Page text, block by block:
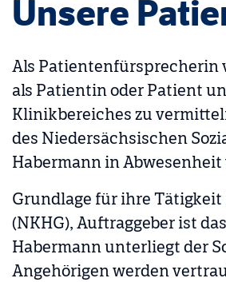
Unsere
Als Patientenfürsprecherin
als Patientin oder Patient
Klinikbereiches zu
des Niedersächsischen
Habermann in
Grundlage für ihre
(NKHG), Auftraggeber ist
Habermann unterliegt der
Angehörigen werden